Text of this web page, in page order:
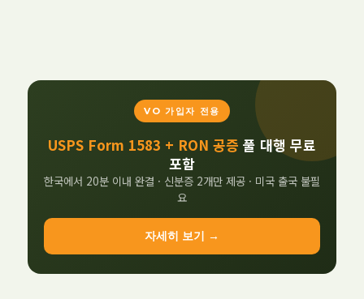
VO 가입자 전용
USPS Form 1583 + RON 공증 풀 대행 무료
포함
한국에서 20분 이내 완결 · 신분증 2개만 제공 · 미국 출국 불필
요
자세히 보기 →